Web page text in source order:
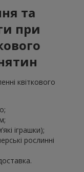
та
при
квіткового
іграшки);
рослинні